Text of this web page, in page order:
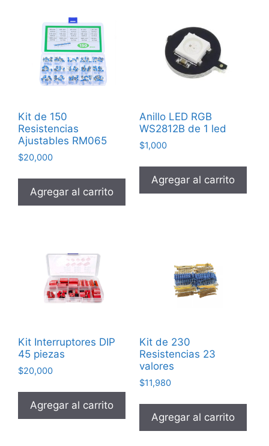
Kit de 150
Resistencias
Ajustables RM065
$20,000
Agregar al carrito
Anillo LED RGB
WS2812B de 1 led
$1,000
Agregar al carrito
Kit Interruptores DIP
45 piezas
$20,000
Agregar al carrito
Kit de 230
Resistencias 23
valores
$11,980
Agregar al carrito